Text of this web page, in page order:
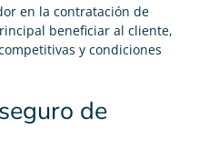
en la contratación de
beneficiar al cliente,
y condiciones
de